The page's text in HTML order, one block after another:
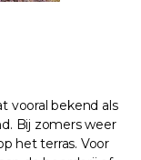
vooral bekend als
Bij zomers weer
het terras. Voor